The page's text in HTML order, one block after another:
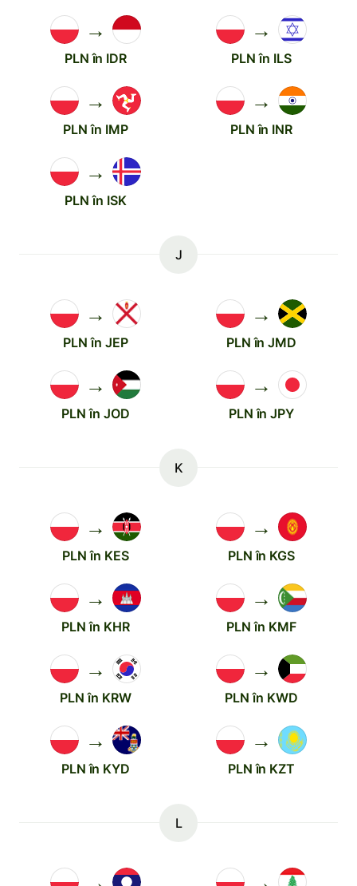
→
PLN în IDR
→
PLN în ILS
→
PLN în IMP
→
PLN în INR
→
PLN în ISK
J
→
PLN în JEP
→
PLN în JMD
→
PLN în JOD
→
PLN în JPY
K
→
PLN în KES
→
PLN în KGS
→
PLN în KHR
→
PLN în KMF
→
PLN în KRW
→
PLN în KWD
→
PLN în KYD
→
PLN în KZT
L